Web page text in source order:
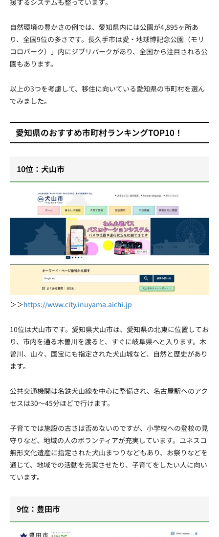
自然環境の豊かさの例では、愛知県内には公園が4,895ヶ所あ
り、全国9位の多さです。長久手市は愛・地球博記念公園（モリ
コロパーク）」内にジブリパークがあり、全国から注目される公
園もあります。
以上の3つを考慮して、移住に向いている愛知県の市町村を選ん
でみました。
愛知県のおすすめ市町村ランキングTOP10！
10位：犬山市
＞＞https://www.city.inuyama.aichi.jp
10位は犬山市です。愛知県犬山市は、愛知県の北東に位置してお
り、市内を通る木曽川を渡ると、すぐに岐阜県へと入ります。木
曽川、山々、国宝にも指定された犬山城など、自然と歴史があり
ます。
公共交通機関は名鉄犬山線を中心に整備され、名古屋駅へのアク
セスは30〜45分ほどで行けます。
子育てでは施設の古さは否めないのですが、小学校への登校の見
守りなど、地域の人のボランティアが充実しています。ユネスコ
無形文化遺産に指定された犬山まつりなどもあり、お祭りなどを
通じて、地域での活動を充実させたり、子育てをしたい人に向い
ています。
9位：豊田市